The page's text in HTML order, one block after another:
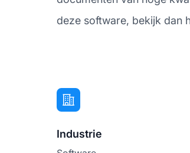
deze software, bekijk dan
Industrie